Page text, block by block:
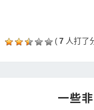
( 7 人打了
一些